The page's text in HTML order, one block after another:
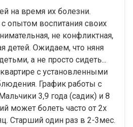
на время их болезни.
опытом воспитания своих
не конфликтная,
детей. Ожидаем, что няня
а не просто сидеть...
с установленными
График работы с
3,9 года (садик) и 8
может болеть часто от 2х
Старший один раз в 2-3мес.